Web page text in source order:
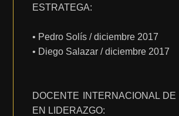
ESTRATEGA:
• Pedro Solís / diciembre 2017
• Diego Salazar / diciembre 2017
DOCENTE INTERNACIONAL
EN LIDERAZGO: